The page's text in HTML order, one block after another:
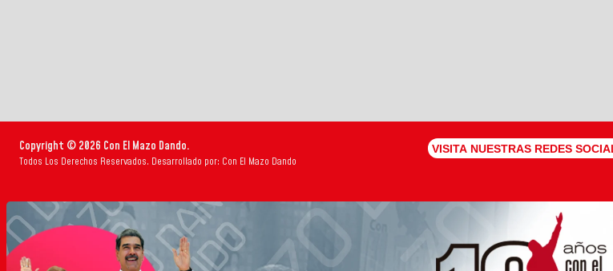
Copyright © 2026 Con El Mazo Dando.
Todos Los Derechos Reservados. Desarrollado por: Con El Mazo Dando
VISITA NUESTRAS REDES